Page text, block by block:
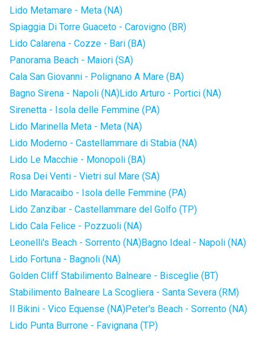
Lido Metamare - Meta (NA)
Spiaggia Di Torre Guaceto - Carovigno (BR)
Lido Calarena - Cozze - Bari (BA)
Panorama Beach - Maiori (SA)
Cala San Giovanni - Polignano A Mare (BA)
Bagno Sirena - Napoli (NA)Lido Arturo - Portici (NA)
Sirenetta - Isola delle Femmine (PA)
Lido Marinella Meta - Meta (NA)
Lido Moderno - Castellammare di Stabia (NA)
Lido Le Macchie - Monopoli (BA)
Rosa Dei Venti - Vietri sul Mare (SA)
Lido Maracaibo - Isola delle Femmine (PA)
Lido Zanzibar - Castellammare del Golfo (TP)
Lido Cala Felice - Pozzuoli (NA)
Leonelli's Beach - Sorrento (NA)Bagno Ideal - Napoli (NA)
Lido Fortuna - Bagnoli (NA)
Golden Cliff Stabilimento Balneare - Bisceglie (BT)
Stabilimento Balneare La Scogliera - Santa Severa (RM)
Il Bikini - Vico Equense (NA)Peter's Beach - Sorrento (NA)
Lido Punta Burrone - Favignana (TP)